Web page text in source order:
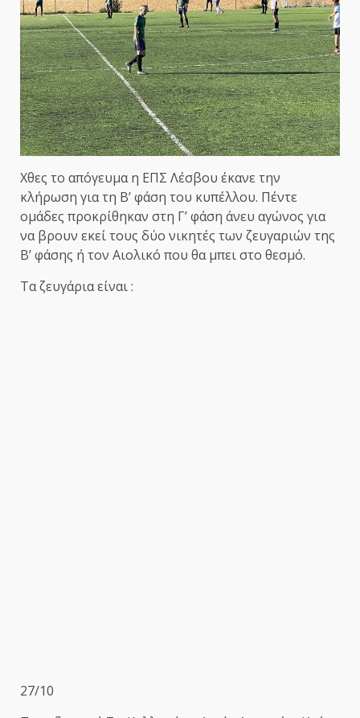
Χθες το απόγευμα η ΕΠΣ Λέσβου έκανε την
κλήρωση για τη Β’ φάση του κυπέλλου. Πέντε
ομάδες προκρίθηκαν στη Γ’ φάση άνευ αγώνος για
να βρουν εκεί τους δύο νικητές των ζευγαριών της
Β’ φάσης ή τον Αιολικό που θα μπει στο θεσμό.
Τα ζευγάρια είναι :
27/10